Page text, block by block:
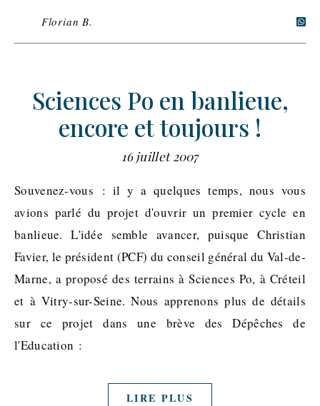
Florian B.
Sciences Po en banlieue,
encore et toujours !
16 juillet 2007
Souvenez-vous : il y a quelques temps, nous vous
avions parlé du projet d'ouvrir un premier cycle en
banlieue. L'idée semble avancer, puisque Christian
Favier, le président (PCF) du conseil général du Val-de-
Marne, a proposé des terrains à Sciences Po, à Créteil
et à Vitry-sur-Seine. Nous apprenons plus de détails
sur ce projet dans une brève des Dépêches de
l'Education :
LIRE PLUS